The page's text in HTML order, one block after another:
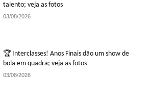
talento; veja as fotos
03/08/2026
🏆 Interclasses! Anos Finais dão um show de
bola em quadra; veja as fotos
03/08/2026